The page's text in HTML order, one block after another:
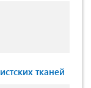
тканей